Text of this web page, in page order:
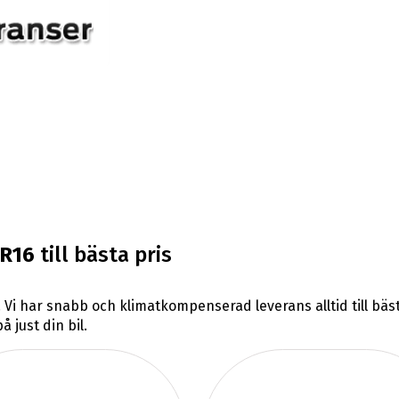
till bästa pris
Vi har snabb och klimatkompenserad leverans alltid till
just din bil.